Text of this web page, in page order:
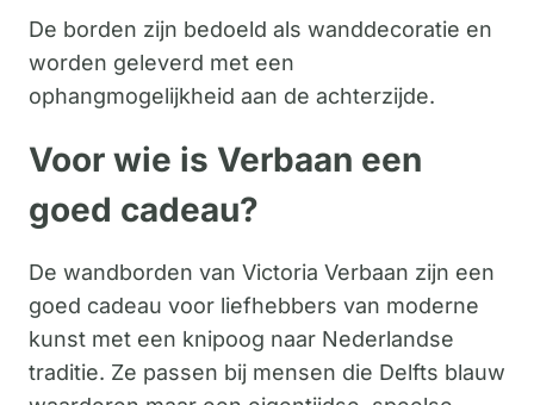
De borden zijn bedoeld als wanddecoratie en
worden geleverd met een
ophangmogelijkheid aan de achterzijde.
Voor wie is Verbaan een
goed cadeau?
De wandborden van Victoria Verbaan zijn een
goed cadeau voor liefhebbers van moderne
kunst met een knipoog naar Nederlandse
traditie. Ze passen bij mensen die Delfts blauw